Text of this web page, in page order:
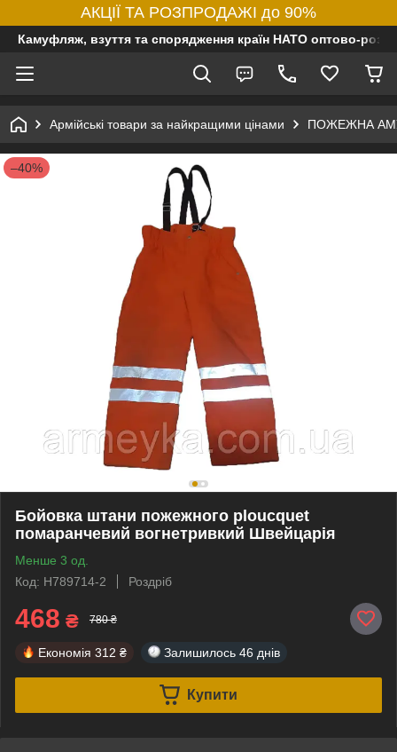
АКЦІЇ ТА РОЗПРОДАЖІ до 90%
Камуфляж, взуття та спорядження країн НАТО оптово-
Армійські товари за найкращими цінами ПОЖЕЖНА
–40%
Бойовка штани пожежного ploucquet
помаранчевий вогнетривкий Швейцарія
Менше 3 од.
Код: H789714-2
Роздріб
468 ₴ 780 ₴
Економія 312 ₴ Залишилось 46 днів
Купити